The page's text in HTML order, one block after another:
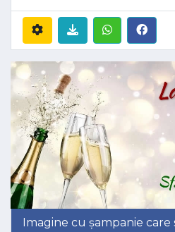
Imagine cu șampanie care